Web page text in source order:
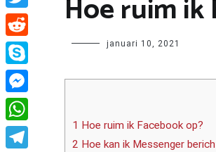
Hoe ruim ik
Author januari 10, 2021
1 Hoe ruim ik Facebook op?
2 Hoe kan ik Messenger
Twitter
Reddit
Skype
Messenger
WhatsApp